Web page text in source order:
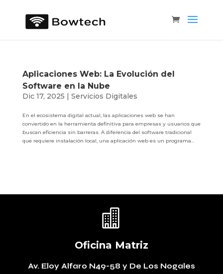
Aplicaciones Web: La Evolución del
Software en la Nube
Dic 17, 2025 | Servicios Digitales
En el ecosistema digital actual, las aplicaciones web se han
convertido en la herramienta definitiva para empresas y usuarios que
buscan eficiencia sin barreras. A diferencia del software tradicional
que requiere instalación local, una aplicación web es un programa...

Oficina Matriz
Av. Eloy Alfaro N49-58 y De Los Nogales